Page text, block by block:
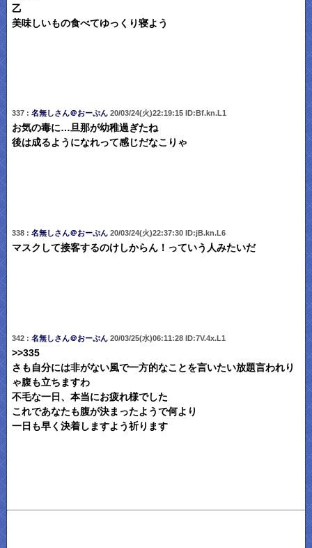
乙
美味しいもの食べてゆっくり寝よう
337 : 名無しさん＠おーぷん20/03/24(火)22:19:15 ID:Bf.kn.L1
お気の毒に…旦那が幼稚過ぎたね
後は成るようになれって感じだなこりゃ
338 : 名無しさん＠おーぷん20/03/24(火)22:37:30 ID:jB.kn.L6
マスクして接客するのけしからん！っていう人みたいだ
342 : 名無しさん＠おーぷん20/03/25(水)06:11:28 ID:7V.4x.L1
>>335
さも自分には非がない風で一方的なことを言いたい放題言われり
ゃ腹も立ちますわ
不毛な一日、本当にお疲れ様でした
これであなたも腹が決まったようで何より
一日も早く決着しますよう祈ります